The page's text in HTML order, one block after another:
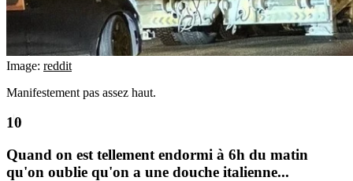
Image: reddit
Manifestement pas assez haut.
Quand on est tellement endormi à 6h du matin
qu'on oublie qu'on a une douche italienne...